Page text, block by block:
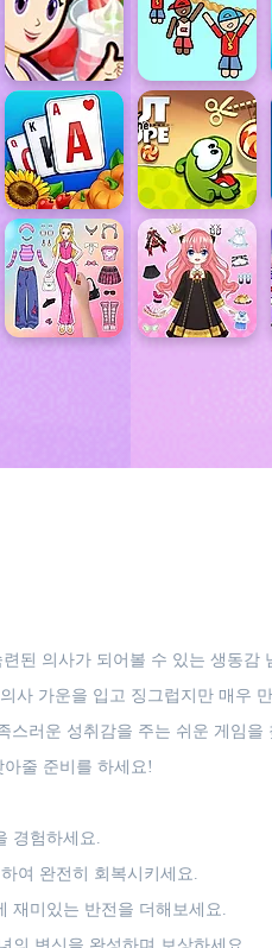
된 의사가 되어볼 수 있는 생동
가운을 입고 징그럽지만 매우
러운 성취감을 주는 쉬운 게임
줄 준비를 하세요!
경험하세요.
여 완전히 회복시키세요.
재미있는 반전을 더해보세요.